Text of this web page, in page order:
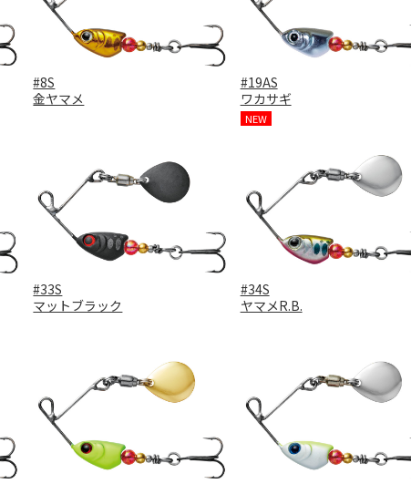
#8S
金ヤマメ
#19AS
ワカサギ
NEW
#33S
マットブラック
#34S
ヤマメR.B.